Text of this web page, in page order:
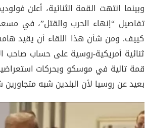
وبينما انتهت القمة الثنائية، أعلن
تفاصيل “إنهاء الحرب والقتل”، في
كييف. ومن شأن هذا اللقاء أن يقيد
ثنائية أمريكية-روسية على حساب صاحب
قمة تالية في موسكو وبحركات
بعيد عن روسيا لأن البلدين شبه متجاورين